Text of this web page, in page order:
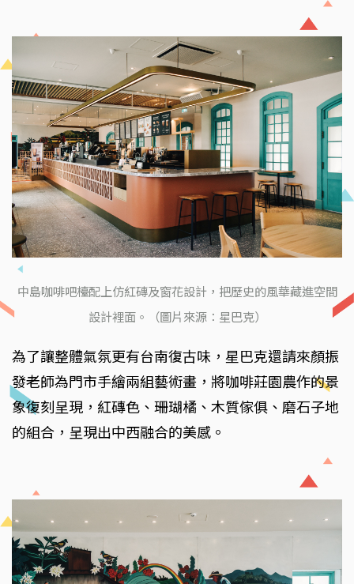
中島咖啡吧檯配上仿紅磚及窗花設計，把歷史的風華藏進空間
設計裡面。（圖片來源：星巴克）
為了讓整體氣氛更有台南復古味，星巴克還請來顏振
發老師為門市手繪兩組藝術畫，將咖啡莊園農作的景
象復刻呈現，紅磚色、珊瑚橘、木質傢俱、磨石子地
的組合，呈現出中西融合的美感。